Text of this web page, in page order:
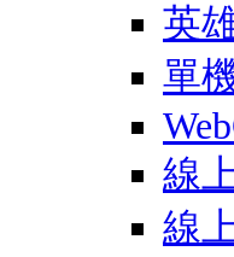
英
單
線
線